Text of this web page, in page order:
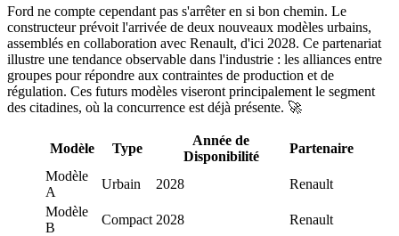
Ford ne compte cependant pas s'arrêter en si bon chemin. Le
constructeur prévoit l'arrivée de deux nouveaux modèles urbains,
assemblés en collaboration avec Renault, d'ici 2028. Ce partenariat
illustre une tendance observable dans l'industrie : les alliances entre
groupes pour répondre aux contraintes de production et de
régulation. Ces futurs modèles viseront principalement le segment
des citadines, où la concurrence est déjà présente. 🚀
Modèle Type
Année de
Disponibilité
Partenaire
Modèle
A
Urbain 2028
Renault
Modèle
B
Compact 2028 Renault